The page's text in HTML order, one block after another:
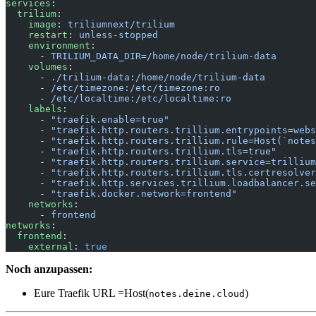
services :
  trilium
:
    image
: triliumnext/trilium
    restart
: unless-stopped
    environment
:
      -
TRILIUM_DATA_DIR=/home/node/trilium-data
    volumes
:
      -
./trilium-data:/home/node/trilium-data
      -
/etc/timezone:/etc/timezone:ro
      -
/etc/localtime:/etc/localtime:ro
    labels
:
      -
"traefik.enable=true"
      -
      -
      -
"traefik.http.routers.trillium.tls=true"
      -
      -
      -
      -
"traefik.docker.network=frontend"
    networks
:
      -
frontend
networks :
  frontend
:
    external
: true
Noch anzupassen:
Eure Traefik URL =Host(notes.deine.cloud)